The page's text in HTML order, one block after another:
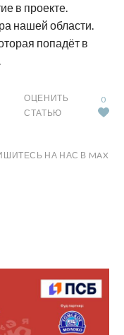
в проекте.
нашей области.
попадёт в
ОЦЕНИТЬ
СТАТЬЮ
0
НА НАС В MAX